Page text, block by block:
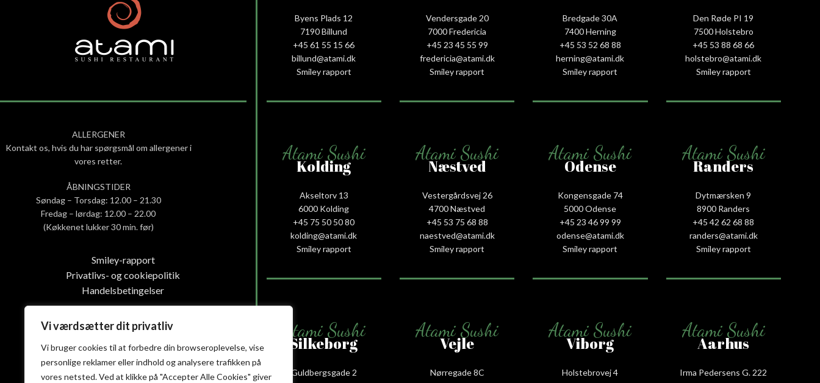
Vi værdsætter dit privatliv
Vi bruger cookies til at forbedre din browseroplevelse, vise
personlige reklamer eller indhold og analysere trafikken på
vores netsted. Ved at klikke på "Accepter Alle Cookies" giver
ALLERGENER
Kontakt os, hvis du har spørgsmål om allergener i
vores retter.
ÅBNINGSTIDER
Søndag – Torsdag: 12.00 – 21.30
Fredag – lørdag: 12.00 – 22.00
(Køkkenet lukker 30 min. før)
Smiley-rapport
Privatlivs- og cookiepolitik
Handelsbetingelser
Byens Plads 12
7190 Billund
+45 61 55 15 66‬
billund@atami.dk
Smiley rapport
Vendersgade 20
7000 Fredericia
+45 23 45 55 99
fredericia@atami.dk
Smiley rapport
Bredgade 30A
7400 Herning
+45 53 52 68 88
herning@atami.dk
Smiley rapport
Den Røde PI 19
7500 Holstebro
+45 53 88 68 66
holstebro@atami.dk
Smiley rapport
Atami Sushi
Kolding
Akseltorv 13
6000 Kolding
+45 75 50 50 80
kolding@atami.dk
Smiley rapport
Atami Sushi
Næstved
Vestergårdsvej 26
4700 Næstved
+45 53 75 68 88
naestved@atami.dk
Smiley rapport
Atami Sushi
Odense
Kongensgade 74
5000 Odense
+45 23 46 99 99
odense@atami.dk
Smiley rapport
Atami Sushi
Randers
Dytmærsken 9
8900 Randers
+45 42 62 68 88
randers@atami.dk
Smiley rapport
Atami Sushi
Silkeborg
Guldbergsgade 2
Atami Sushi
Vejle
Nørregade 8C
Atami Sushi
Viborg
Holstebrovej 4
Atami Sushi
Aarhus
Irma Pedersens G. 222